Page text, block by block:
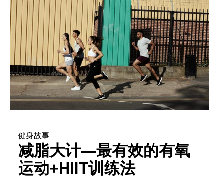
健身故事
减脂大计—最有效的有氧
运动+HIIT训练法